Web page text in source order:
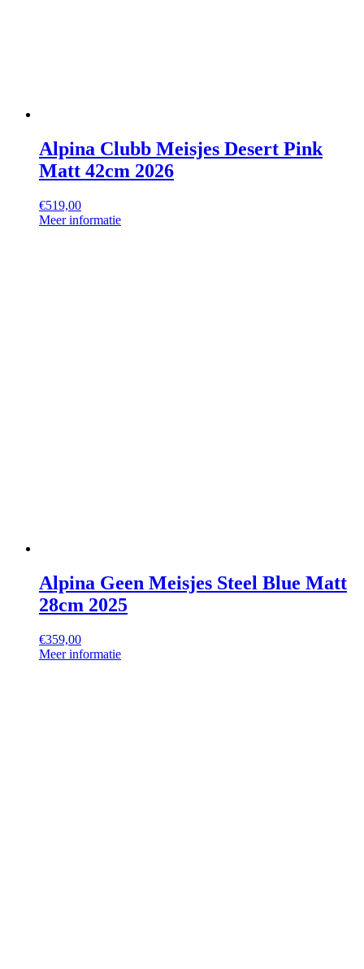
Alpina Clubb Meisjes Desert Pink
Matt 42cm 2026
€519,00
Meer informatie
Alpina Geen Meisjes Steel Blue Matt
28cm 2025
€359,00
Meer informatie